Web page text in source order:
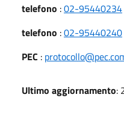
telefono :02-95440234
telefono :02-95440240
PEC :
Ultimo aggiornamento: